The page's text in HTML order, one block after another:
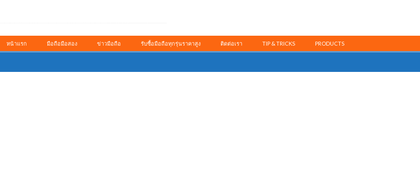
หน้าแรก มือถือมือสอง ข่าวมือถือ รับซื้อมือถือทุกรุ่นราคาสูง ติดต่อเรา TIP & TRICKS PRODUCTS